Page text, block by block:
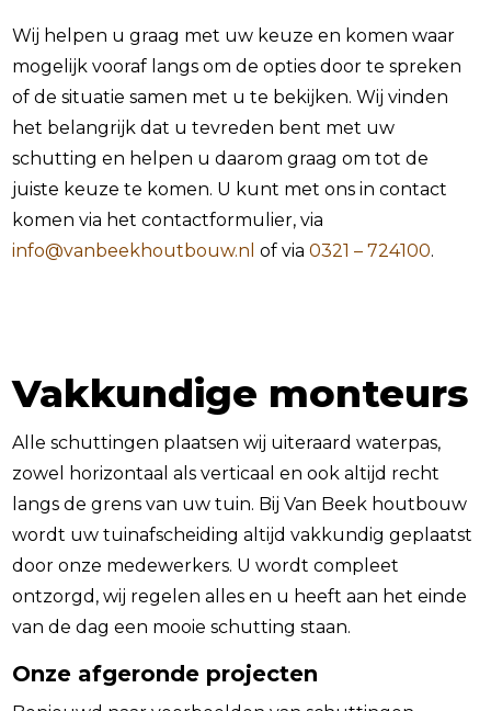
Wij helpen u graag met uw keuze en komen waar
mogelijk vooraf langs om de opties door te spreken
of de situatie samen met u te bekijken. Wij vinden
het belangrijk dat u tevreden bent met uw
schutting en helpen u daarom graag om tot de
juiste keuze te komen. U kunt met ons in contact
komen via het contactformulier, via
info@vanbeekhoutbouw.nl of via0321 – 724100.
Vakkundige monteurs
Alle schuttingen plaatsen wij uiteraard waterpas,
zowel horizontaal als verticaal en ook altijd recht
langs de grens van uw tuin. Bij Van Beek houtbouw
wordt uw tuinafscheiding altijd vakkundig geplaatst
door onze medewerkers. U wordt compleet
ontzorgd, wij regelen alles en u heeft aan het einde
van de dag een mooie schutting staan.
Onze afgeronde projecten